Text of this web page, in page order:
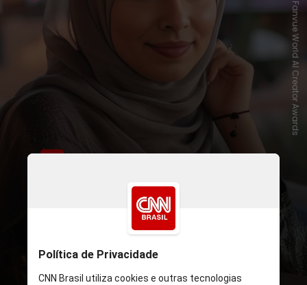
inclusão, possui quase 200 mil
seguidores no Instagram e 45 mil
no TikTok, com imagens e
discursos gerados por inteligência
artificial
Fanvue World AI Creator Awards